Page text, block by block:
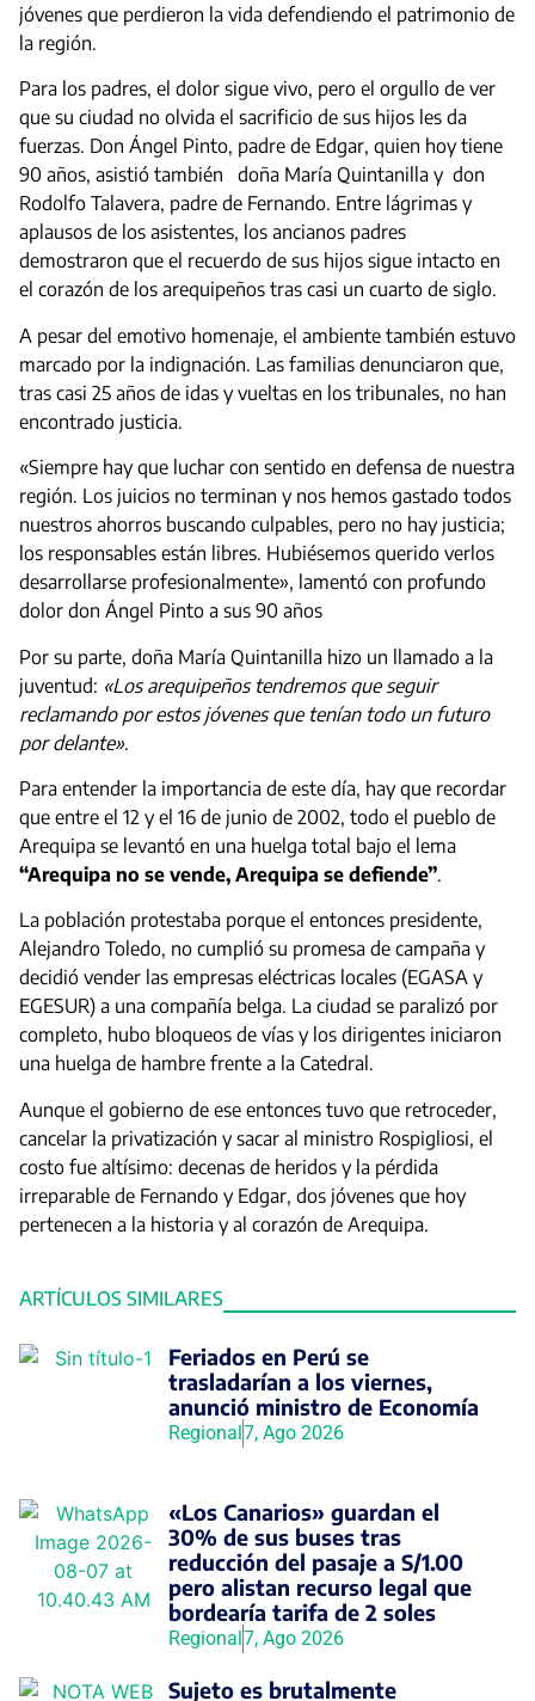
ARTÍCULOS SIMILARES
Feriados en Perú se
trasladarían a los viernes,
anunció ministro de Economía
Regional7, Ago 2026
«Los Canarios» guardan el
30% de sus buses tras
reducción del pasaje a S/1.00
pero alistan recurso legal que
bordearía tarifa de 2 soles
Regional7, Ago 2026
Sujeto es brutalmente
jóvenes que perdieron la vida defendiendo el patrimonio de
la región.
Para los padres, el dolor sigue vivo, pero el orgullo de ver
que su ciudad no olvida el sacrificio de sus hijos les da
fuerzas. Don Ángel Pinto, padre de Edgar, quien hoy tiene
90 años, asistió también doña María Quintanilla y don
Rodolfo Talavera, padre de Fernando. Entre lágrimas y
aplausos de los asistentes, los ancianos padres
demostraron que el recuerdo de sus hijos sigue intacto en
el corazón de los arequipeños tras casi un cuarto de siglo.
A pesar del emotivo homenaje, el ambiente también estuvo
marcado por la indignación. Las familias denunciaron que,
tras casi 25 años de idas y vueltas en los tribunales, no han
encontrado justicia.
«Siempre hay que luchar con sentido en defensa de nuestra
región. Los juicios no terminan y nos hemos gastado todos
nuestros ahorros buscando culpables, pero no hay justicia;
los responsables están libres. Hubiésemos querido verlos
desarrollarse profesionalmente», lamentó con profundo
dolor don Ángel Pinto a sus 90 años
Por su parte, doña María Quintanilla hizo un llamado a la
juventud: «Los arequipeños tendremos que seguir
reclamando por estos jóvenes que tenían todo un futuro
por delante».
Para entender la importancia de este día, hay que recordar
que entre el 12 y el 16 de junio de 2002, todo el pueblo de
Arequipa se levantó en una huelga total bajo el lema
“Arequipa no se vende, Arequipa se defiende”.
La población protestaba porque el entonces presidente,
Alejandro Toledo, no cumplió su promesa de campaña y
decidió vender las empresas eléctricas locales (EGASA y
EGESUR) a una compañía belga. La ciudad se paralizó por
completo, hubo bloqueos de vías y los dirigentes iniciaron
una huelga de hambre frente a la Catedral.
Aunque el gobierno de ese entonces tuvo que retroceder,
cancelar la privatización y sacar al ministro Rospigliosi, el
costo fue altísimo: decenas de heridos y la pérdida
irreparable de Fernando y Edgar, dos jóvenes que hoy
pertenecen a la historia y al corazón de Arequipa.